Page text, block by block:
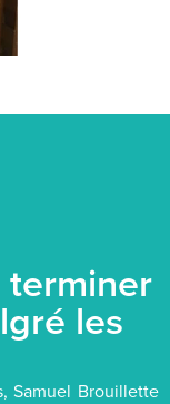
terminer
les
Samuel Brouillette